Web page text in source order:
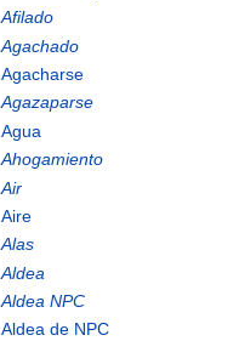
Afilado
Agachado
Agacharse
Agazaparse
Agua
Ahogamiento
Air
Aire
Alas
Aldea
Aldea NPC
Aldea de NPC